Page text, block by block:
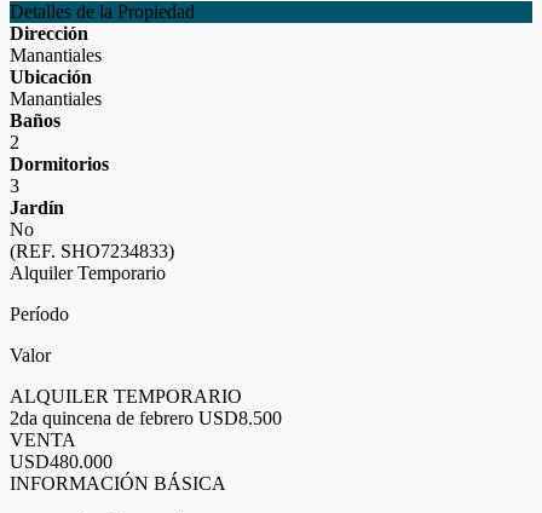
Detalles de la Propiedad
Dirección
Manantiales
Ubicación
Manantiales
Baños
2
Dormitorios
3
Jardín
No
(REF. SHO7234833)
Alquiler Temporario
Período
Valor
ALQUILER TEMPORARIO
2da quincena de febrero USD8.500
VENTA
USD480.000
INFORMACIÓN BÁSICA